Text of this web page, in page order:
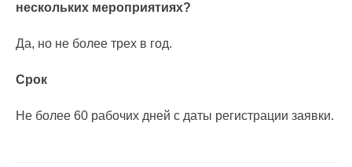
нескольких мероприятиях?
Да, но не более трех в год.
Срок
Не более 60 рабочих дней с даты регистрации заявки.